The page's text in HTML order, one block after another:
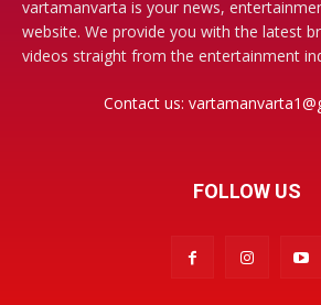
vartamanvarta is your news,
website. We provide you with the latest
videos straight from the entertainment
Contact us:
FOLLOW US